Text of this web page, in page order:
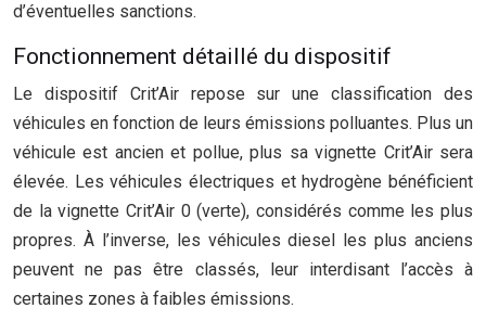
d’éventuelles sanctions.
Fonctionnement détaillé du dispositif
Le dispositif Crit’Air repose sur une classification des
véhicules en fonction de leurs émissions polluantes. Plus un
véhicule est ancien et pollue, plus sa vignette Crit’Air sera
élevée. Les véhicules électriques et hydrogène bénéficient
de la vignette Crit’Air 0 (verte), considérés comme les plus
propres. À l’inverse, les véhicules diesel les plus anciens
peuvent ne pas être classés, leur interdisant l’accès à
certaines zones à faibles émissions.